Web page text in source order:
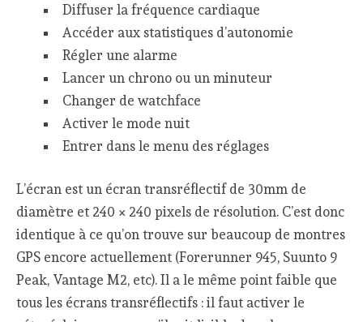
Diffuser la fréquence cardiaque
Accéder aux statistiques d’autonomie
Régler une alarme
Lancer un chrono ou un minuteur
Changer de watchface
Activer le mode nuit
Entrer dans le menu des réglages
L’écran est un écran transréflectif de 30mm de
diamètre et 240 × 240 pixels de résolution. C’est donc
identique à ce qu’on trouve sur beaucoup de montres
GPS encore actuellement (Forerunner 945, Suunto 9
Peak, Vantage M2, etc). Il a le même point faible que
tous les écrans transréflectifs : il faut activer le